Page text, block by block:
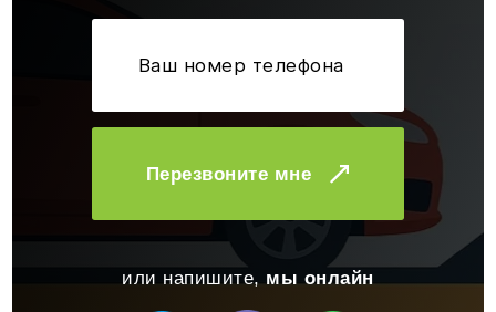
Перезвоните мне
или напишите, мы онлайн